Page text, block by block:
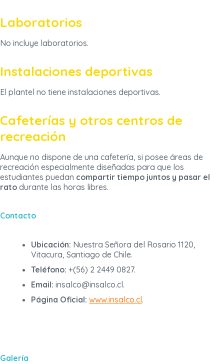
Laboratorios
No incluye laboratorios.
Instalaciones deportivas
El plantel no tiene instalaciones deportivas.
Cafeterías y otros centros de
recreación
Aunque no dispone de una cafetería, si posee áreas de
recreación especialmente diseñadas para que los
estudiantes puedan compartir tiempo juntos y pasar el
rato durante las horas libres.
Contacto
Ubicación: Nuestra Señora del Rosario 1120,
Vitacura, Santiago de Chile.
Teléfono:+(56) 2 2449 0827.
Email:insalco@insalco.cl.
Página Oficial:www.insalco.cl.
Galería